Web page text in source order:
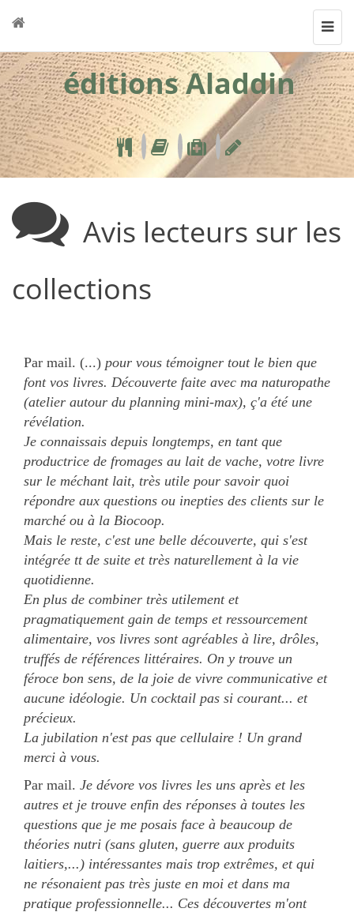
éditions Aladdin
Avis lecteurs sur les
collections
Par mail. (...) pour vous témoigner tout le bien que
font vos livres. Découverte faite avec ma naturopathe
(atelier autour du planning mini-max), ç'a été une
révélation.
Je connaissais depuis longtemps, en tant que
productrice de fromages au lait de vache, votre livre
sur le méchant lait, très utile pour savoir quoi
répondre aux questions ou inepties des clients sur le
marché ou à la Biocoop.
Mais le reste, c'est une belle découverte, qui s'est
intégrée tt de suite et très naturellement à la vie
quotidienne.
En plus de combiner très utilement et
pragmatiquement gain de temps et ressourcement
alimentaire, vos livres sont agréables à lire, drôles,
truffés de références littéraires. On y trouve un
féroce bon sens, de la joie de vivre communicative et
aucune idéologie. Un cocktail pas si courant... et
précieux.
La jubilation n'est pas que cellulaire ! Un grand
merci à vous.
Par mail. Je dévore vos livres les uns après et les
autres et je trouve enfin des réponses à toutes les
questions que je me posais face à beaucoup de
théories nutri (sans gluten, guerre aux produits
laitiers,...) intéressantes mais trop extrêmes, et qui
ne résonaient pas très juste en moi et dans ma
pratique professionnelle... Ces découvertes m'ont